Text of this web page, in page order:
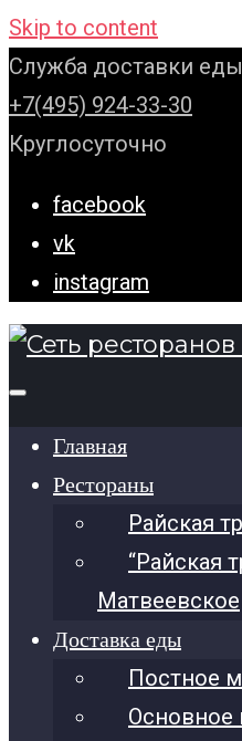
Skip to content
Служба доставки
+7(495) 924-33-30
Круглосуточно
facebook
vk
instagram
Главная
Рестораны
Райская
“Райская
Матвеевское
Доставка еды
Постное